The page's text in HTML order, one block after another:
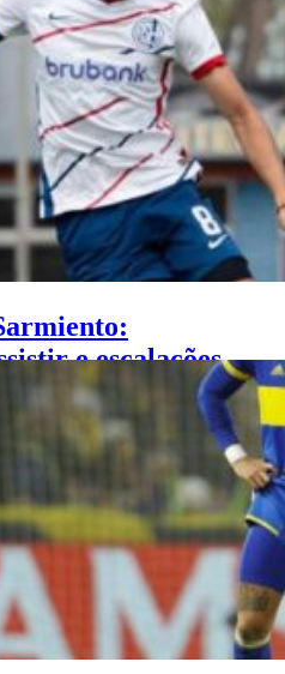
(03/06)
e escalações
(03/06)